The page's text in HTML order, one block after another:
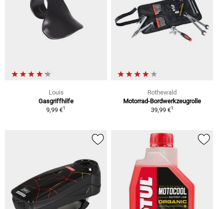
Louis
Gasgriffhilfe
9,99 €1
Rothewald
Motorrad-Bordwerkzeugrolle
39,99 €1